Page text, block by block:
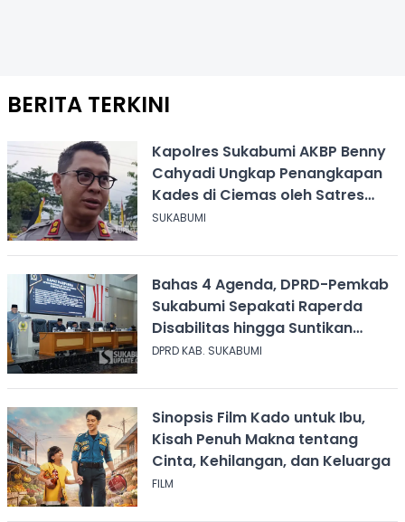
BERITA TERKINI
Kapolres Sukabumi AKBP Benny
Cahyadi Ungkap Penangkapan
Kades di Ciemas oleh Satres
Narkoba
SUKABUMI
Bahas 4 Agenda, DPRD-Pemkab
Sukabumi Sepakati Raperda
Disabilitas hingga Suntikan
Modal Perum Pesona Wisata
DPRD KAB. SUKABUMI
Sinopsis Film Kado untuk Ibu,
Kisah Penuh Makna tentang
Cinta, Kehilangan, dan Keluarga
FILM